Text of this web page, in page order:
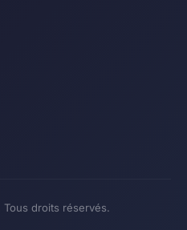
droits réservés.